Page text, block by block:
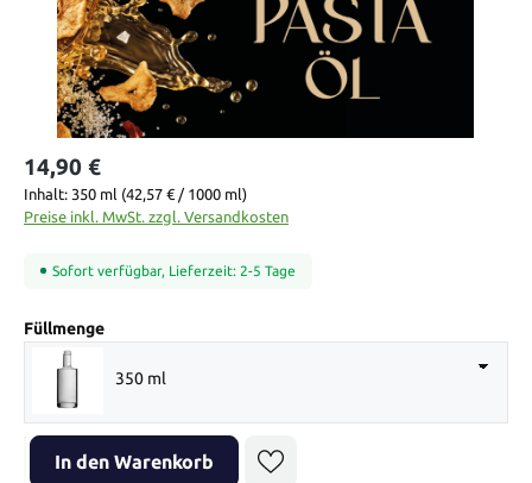
14,90 €
Inhalt: 350 ml (42,57 € / 1000 ml)
Preise inkl. MwSt. zzgl. Versandkosten
Sofort verfügbar, Lieferzeit: 2-5 Tage
Füllmengeauswählen
350 ml
Produkt Anzahl: Gib den gewünschten Wert ein oder benutze die
In den Warenkorb